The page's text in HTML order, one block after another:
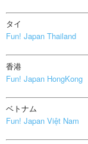
タイ
Fun! Japan Thailand
香港
Fun! Japan HongKong
ベトナム
Fun! Japan Việt Nam